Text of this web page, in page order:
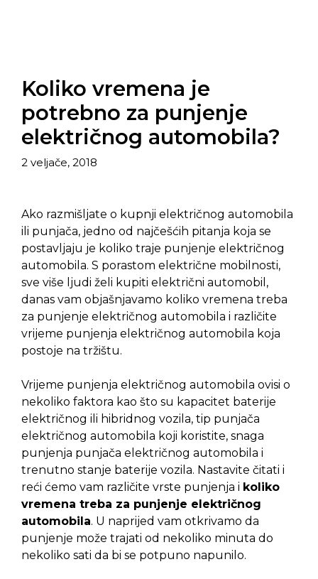
Koliko vremena je
potrebno za punjenje
električnog automobila?
2 veljače, 2018
Ako razmišljate o kupnji električnog automobila
ili punjača, jedno od najčešćih pitanja koja se
postavljaju je koliko traje punjenje električnog
automobila. S porastom električne mobilnosti,
sve više ljudi želi kupiti električni automobil,
danas vam objašnjavamo koliko vremena treba
za punjenje električnog automobila i različite
vrijeme punjenja električnog automobila koja
postoje na tržištu.
Vrijeme punjenja električnog automobila ovisi o
nekoliko faktora kao što su kapacitet baterije
električnog ili hibridnog vozila, tip punjača
električnog automobila koji koristite, snaga
punjenja punjača električnog automobila i
trenutno stanje baterije vozila. Nastavite čitati i
reći ćemo vam različite vrste punjenja i koliko
vremena treba za punjenje električnog
automobila. U naprijed vam otkrivamo da
punjenje može trajati od nekoliko minuta do
nekoliko sati da bi se potpuno napunilo.